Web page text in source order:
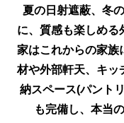
夏の日射遮蔽、冬
に、質感も楽しめる
家はこれからの家族
材や外部軒天、キッ
納スペース(パント
も完備し、本当